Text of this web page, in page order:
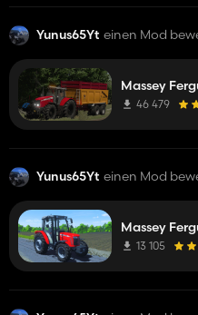
Yunus65Yt einen Mod
Massey
46 479
Yunus65Yt einen Mod
Massey
13 105